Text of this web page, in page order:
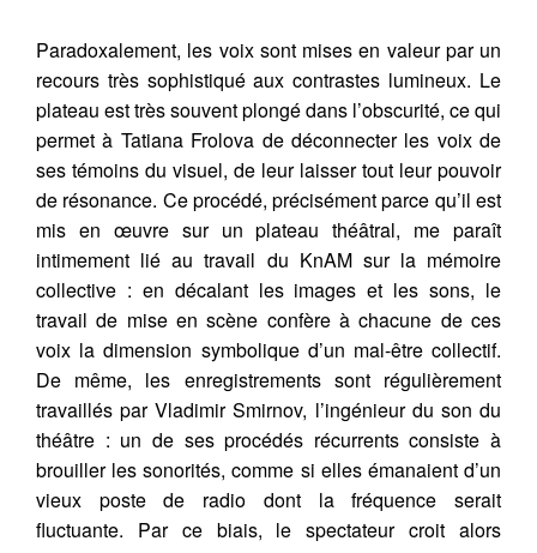
Paradoxalement, les voix sont mises en valeur par un
recours très sophistiqué aux contrastes lumineux. Le
plateau est très souvent plongé dans l’obscurité, ce qui
permet à Tatiana Frolova de déconnecter les voix de
ses témoins du visuel, de leur laisser tout leur pouvoir
de résonance. Ce procédé, précisément parce qu’il est
mis en œuvre sur un plateau théâtral, me paraît
intimement lié au travail du KnAM sur la mémoire
collective : en décalant les images et les sons, le
travail de mise en scène confère à chacune de ces
voix la dimension symbolique d’un mal-être collectif.
De même, les enregistrements sont régulièrement
travaillés par Vladimir Smirnov, l’ingénieur du son du
théâtre : un de ses procédés récurrents consiste à
brouiller les sonorités, comme si elles émanaient d’un
vieux poste de radio dont la fréquence serait
fluctuante. Par ce biais, le spectateur croit alors